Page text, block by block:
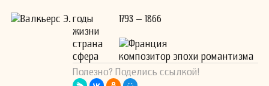
годы
жизни
1793 – 1866
страна
Франция
сфера
композитор эпохи романтизма
Полезно? Поделись ссылкой!